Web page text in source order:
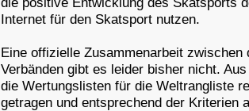
Internet für den Skatsport nutzen.
Eine offizielle Zusammenarbeit zwischen
Verbänden gibt es leider bisher nicht.
die Wertungslisten für die Weltrangliste
getragen und entsprechend der Kriterien